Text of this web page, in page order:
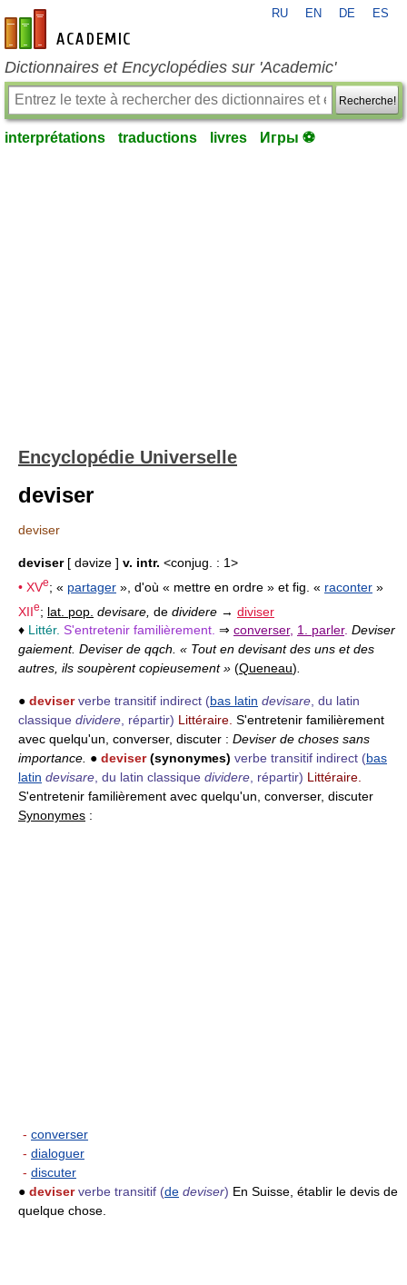
fr-academic.com
RU EN DE ES
Dictionnaires et Encyclopédies sur 'Academic'
Recherche!
interprétations traductions livres Игры ⚽
Encyclopédie Universelle
deviser
deviser
deviser[ dəvize ] v. intr. <conjug. : 1>
• XVe; « partager », d'où « mettre en ordre » et fig. « raconter »
XIIe; lat. pop. devisare, de dividere → diviser
♦ Littér. S'entretenir familièrement. ⇒ converser, 1. parler. Deviser
gaiement. Deviser de qqch. « Tout en devisant des uns et des
autres, ils soupèrent copieusement » (Queneau).
● deviser verbe transitif indirect (bas latin devisare, du latin
classique dividere, répartir) Littéraire. S'entretenir familièrement
avec quelqu'un, converser, discuter : Deviser de choses sans
importance. ● deviser(synonymes) verbe transitif indirect (bas
latin devisare, du latin classique dividere, répartir) Littéraire.
S'entretenir familièrement avec quelqu'un, converser, discuter
Synonymes :
- converser
- dialoguer
- discuter
● deviser verbe transitif (de deviser) En Suisse, établir le devis de
quelque chose.